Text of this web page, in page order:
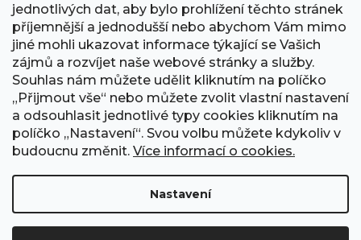
jednotlivých dat, aby bylo prohlížení těchto stránek
příjemnější a jednodušší nebo abychom Vám mimo
jiné mohli ukazovat informace týkající se Vašich
zájmů a rozvíjet naše webové stránky a služby.
Souhlas nám můžete udělit kliknutím na políčko
„Přijmout vše“ nebo můžete zvolit vlastní nastavení
a odsouhlasit jednotlivé typy cookies kliknutím na
políčko „Nastavení“. Svou volbu můžete kdykoliv v
budoucnu změnit. Více informací o cookies.
Nastavení
PŘIJÍMÁME ONLINE PLATBY
Formulář odstoupení od smlouvy Kontakt